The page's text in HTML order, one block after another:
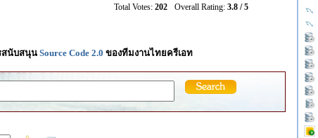
Total Votes: 202 Overall Rating: 3.8 / 5
สนับสนุน Source Code 2.0 ของทีมงานไทยครีเอท